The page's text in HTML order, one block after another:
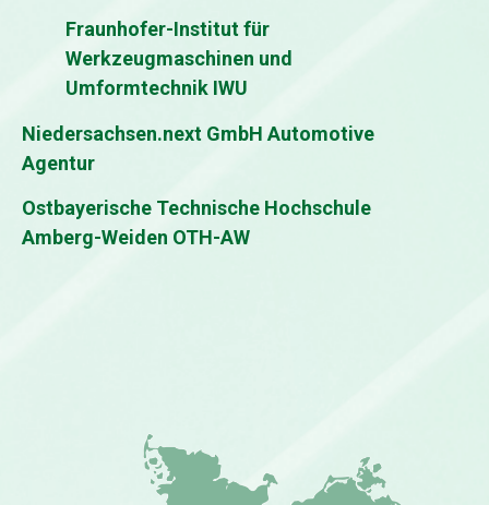
Fraunhofer-Institut für
Werkzeugmaschinen und
Umformtechnik IWU
Niedersachsen.next GmbH Automotive
Agentur
Ostbayerische Technische Hochschule
Amberg-Weiden OTH-AW